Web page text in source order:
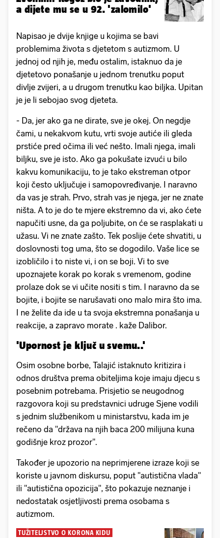
a dijete mu se u 92. 'zalomilo'
Napisao je dvije knjige u kojima se bavi
problemima života s djetetom s autizmom. U
jednoj od njih je, među ostalim, istaknuo da je
djetetovo ponašanje u jednom trenutku poput
divlje zvijeri, a u drugom trenutku kao biljka. Upitan
je je li sebojao svog djeteta.
- Da, jer ako ga ne dirate, sve je okej. On negdje
čami, u nekakvom kutu, vrti svoje autiće ili gleda
prstiće pred očima ili već nešto. Imali njega, imali
biljku, sve je isto. Ako ga pokušate izvući u bilo
kakvu komunikaciju, to je tako ekstreman otpor
koji često uključuje i samopovređivanje. I naravno
da vas je strah. Prvo, strah vas je njega, jer ne znate
ništa. A to je do te mjere ekstremno da vi, ako ćete
napučiti usne, da ga poljubite, on će se rasplakati u
užasu. Vi ne znate zašto. Tek poslije ćete shvatiti, u
doslovnosti tog uma, što se dogodilo. Vaše lice se
izobličilo i to niste vi, i on se boji. Vi to sve
upoznajete korak po korak s vremenom, godine
prolaze dok se vi učite nositi s tim. I naravno da se
bojite, i bojite se narušavati ono malo mira što ima.
I ne želite da ide u ta svoja ekstremna ponašanja u
reakcije, a zapravo morate . kaže Dalibor.
'Upornost je ključ u svemu..'
Osim osobne borbe, Talajić istaknuto kritizira i
odnos društva prema obiteljima koje imaju djecu s
posebnim potrebama. Prisjetio se neugodnog
razgovora koji su predstavnici udruge Sjene vodili
s jednim službenikom u ministarstvu, kada im je
rečeno da "država na njih baca 200 milijuna kuna
godišnje kroz prozor".
Također je upozorio na neprimjerene izraze koji se
koriste u javnom diskursu, poput "autistična vlada"
ili "autistična opozicija", što pokazuje neznanje i
nedostatak osjetljivosti prema osobama s
autizmom.
TUŽITELJSTVO O KORONA KIDU